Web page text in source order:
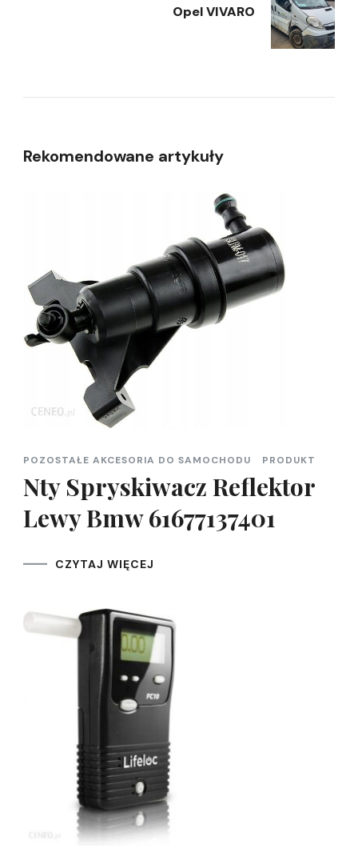
Opel VIVARO
Rekomendowane artykuły
POZOSTAŁE AKCESORIA DO SAMOCHODU PRODUKT
Nty Spryskiwacz Reflektor
Lewy Bmw 61677137401
CZYTAJ WIĘCEJ